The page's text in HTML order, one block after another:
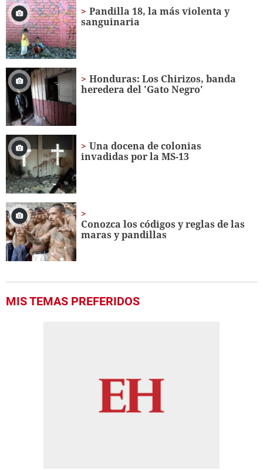
2
minutes,
51
seconds
Pandilla 18, la más violenta y
sanguinaria
Honduras: Los Chirizos, banda
heredera del 'Gato Negro'
Una docena de colonias
invadidas por la MS-13
Conozca los códigos y reglas de las
maras y pandillas
MIS TEMAS PREFERIDOS